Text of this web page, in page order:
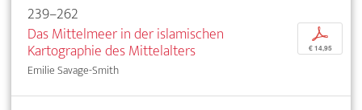
239–262
Das Mittelmeer in der islamischen
Kartographie des Mittelalters
Emilie Savage-Smith
p
€ 14,95